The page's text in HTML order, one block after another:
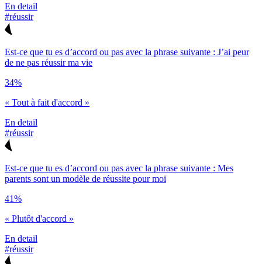
En detail
#réussir
Est-ce que tu es d’accord ou pas avec la phrase suivante : J’ai peur
de ne pas réussir ma vie
34%
« Tout à fait d'accord »
En detail
#réussir
Est-ce que tu es d’accord ou pas avec la phrase suivante : Mes
parents sont un modèle de réussite pour moi
41%
« Plutôt d'accord »
En detail
#réussir